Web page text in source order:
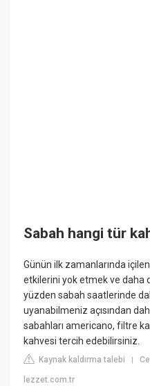
Sabah hangi tür
Günün ilk zamanlarında
etkilerini yok etmek ve daha
yüzden sabah saatlerinde
uyanabilmeniz açısından
sabahları americano, filtre
kahvesi tercih edebilirsiniz.
Kaynak kaldırma talebi |
lezzet.com.tr